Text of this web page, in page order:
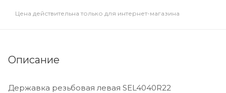
Цена действительна только для интернет-магазина
Описание
Державка резьбовая левая SEL4040R22